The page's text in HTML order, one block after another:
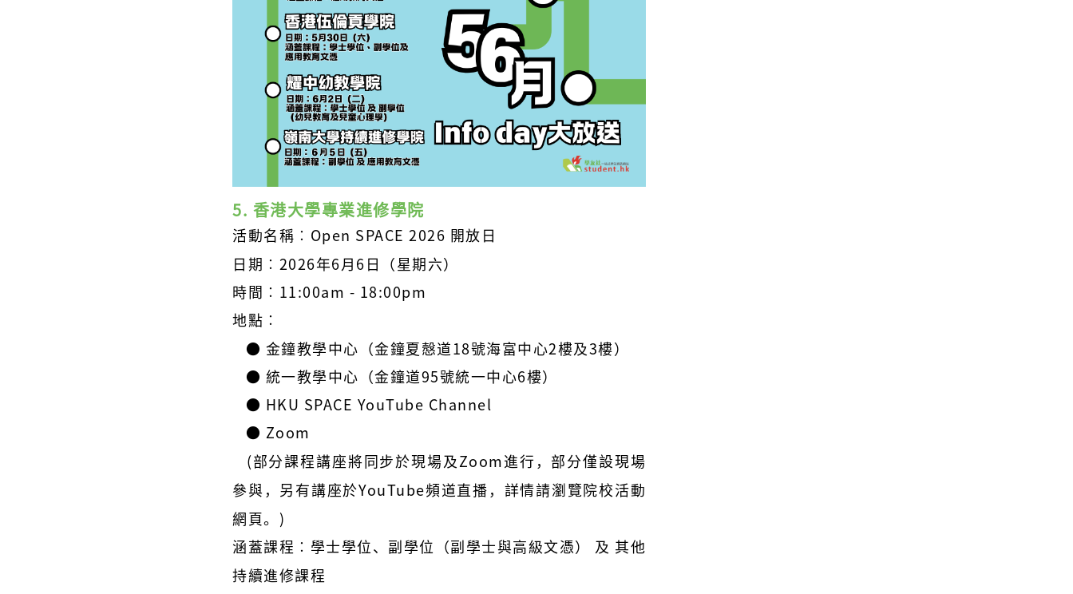
5. 香港大學專業進修學院
活動名稱︰Open SPACE 2026 開放日
日期︰2026年6月6日（星期六）
時間︰11:00am - 18:00pm
地點︰
● 金鐘教學中心（金鐘夏慤道18號海富中心2樓及3樓）
● 統一教學中心（金鐘道95號統一中心6樓）
●
HKU SPACE YouTube Channel
● Zoom
(部分課程講座將同步於現場及Zoom進行，部分僅設現場
參與，另有講座於YouTube頻道直播，詳情請瀏覽院校活動
網頁。 )
涵蓋課程︰學士學位、副學位（副學士與高級文憑）
及 其他
持續進修課程